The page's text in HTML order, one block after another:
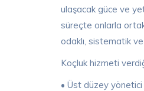
ulaşacak güce ve
süreçte onlarla
odaklı, sistematik ve
Koçluk hizmeti
• Üst düzey